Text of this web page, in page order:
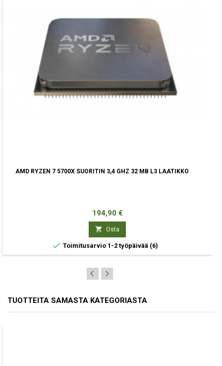
AMD RYZEN 7 5700X SUORITIN 3,4 GHZ 32 MB L3 LAATIKKO
Hinta
194,90 €
 Osta
 Toimitusarvio 1-2 työpäivää (6)
TUOTTEITA SAMASTA KATEGORIASTA